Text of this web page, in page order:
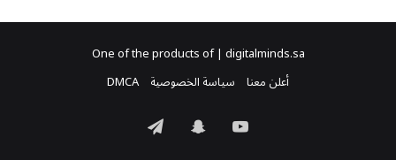
One of the products of | digitalminds.sa
أعلن معنا سياسة الخصوصية DMCA
‫YouTubeسنابتيلقرام